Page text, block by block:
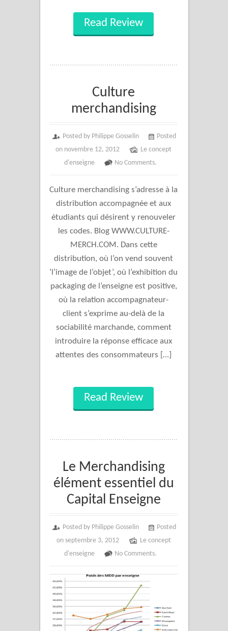
Read Review
Culture
merchandising
Posted by Philippe Gosselin
Posted
on novembre 12, 2012
Le concept
d'enseigne
No Comments.
Culture merchandising s’adresse à la
distribution accompagnée et aux
étudiants qui désirent y renouveler
les codes. Blog WWW.CULTURE-
MERCH.COM. Dans cette
distribution, où l’on vend souvent
‘l’image de l’objet’, où l’exhibition du
packaging de l’enseigne est positive,
où la relation accompagnateur-
client s’exprime au-delà de la
sociabilité marchande, comment
introduire la réponse efficace aux
attentes des consommateurs […]
Read Review
Le Merchandising
élément essentiel du
Capital Enseigne
Posted by Philippe Gosselin
Posted
on septembre 3, 2012
Le concept
d'enseigne
No Comments.